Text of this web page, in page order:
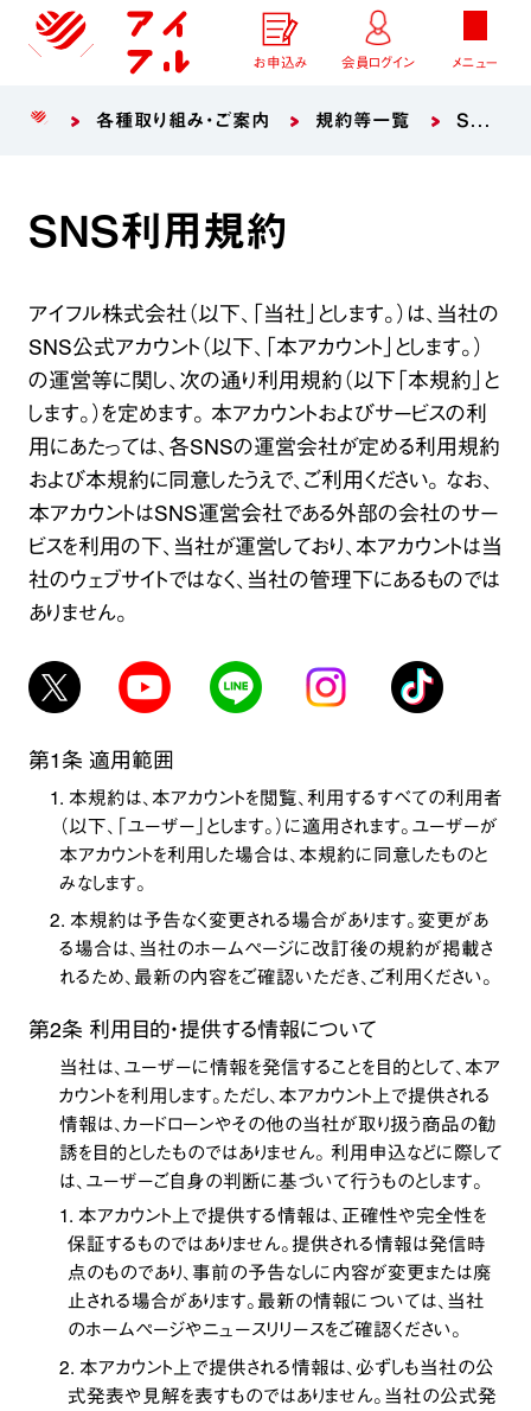
お申込み 会員ログイン メニュー
各種取り組み・ご案内 規約等一覧 SNS利用規約
SNS利用規約
アイフル株式会社（以下、「当社」とします。）は、当社の
SNS公式アカウント（以下、「本アカウント」とします。）
の運営等に関し、次の通り利用規約（以下「本規約」と
します。）を定めます。 本アカウントおよびサービスの利
用にあたっては、各SNSの運営会社が定める利用規約
および本規約に同意したうえで、ご利用ください。 なお、
本アカウントはSNS運営会社である外部の会社のサー
ビスを利用の下、当社が運営しており、本アカウントは当
社のウェブサイトではなく、当社の管理下にあるものでは
ありません。
第1条 適用範囲
1. 本規約は、本アカウントを閲覧、利用するすべての利用者
（以下、「ユーザー」とします。）に適用されます。ユーザーが
本アカウントを利用した場合は、本規約に同意したものと
みなします。
2. 本規約は予告なく変更される場合があります。変更があ
る場合は、 当社のホームページに改訂後の規約が掲載さ
れるため、最新の内容をご確認いただき、ご利用ください。
第2条 利用目的・提供する情報について
当社は、ユーザーに情報を発信することを目的として、本ア
カウントを利用します。ただし、本アカウント上で提供される
情報は、カードローンやその他の当社が取り扱う商品の勧
誘を目的としたものではありません。 利用申込などに際して
は、ユーザーご自身の判断に基づいて行うものとします。
1. 本アカウント上で提供する情報は、正確性や完全性を
保証するものではありません。提供される情報は発信時
点のものであり、事前の予告なしに内容が変更または廃
止される場合があります。最新の情報については、当社
のホームページやニュースリリースをご確認ください。
2. 本アカウント上で提供される情報は、必ずしも当社の公
式発表や見解を表すものではありません。当社の公式発